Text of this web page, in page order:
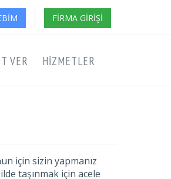
FIRMA GIRIŞI
VER HIZMETLER
için sizin yapmanız
taşınmak için acele